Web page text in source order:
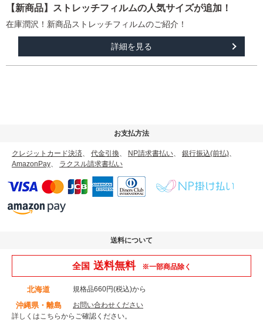
【新商品】ストレッチフィルムの人気サイズが追加！
在庫潤沢！新商品ストレッチフィルムのご紹介！
詳細を見る
お支払方法
クレジットカード決済、 代金引換、 NP請求書払い、 銀行振込(前払)、
AmazonPay、 ラクスル請求書払い
送料について
全国 送料無料 ※一部商品除く
北海道 規格品660円(税込)から
沖縄県・離島
お問い合わせください
詳しくはこちらからご確認ください。